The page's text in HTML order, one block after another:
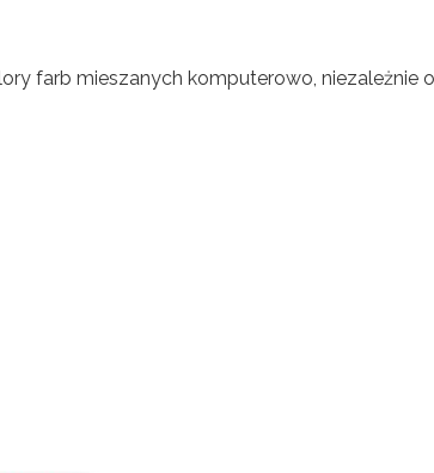
farb mieszanych komputerowo, niezależnie